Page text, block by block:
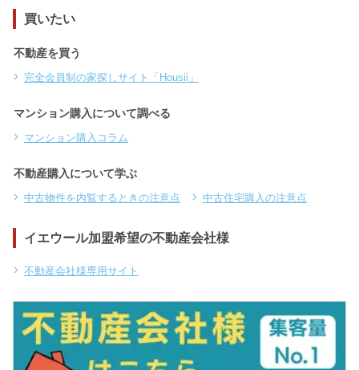
買いたい
不動産を買う
完全会員制の家探しサイト「Housii」
マンション購入について調べる
マンション購入コラム
不動産購入について学ぶ
中古物件を内覧するときの注意点 中古住宅購入の注意点
イエウール加盟希望の不動産会社様
不動産会社様専用サイト